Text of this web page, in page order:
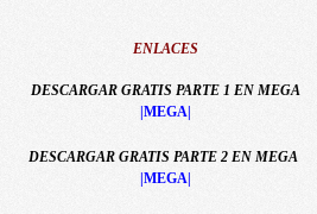
ENLACES
DESCARGAR GRATIS PARTE 1 EN MEGA
|MEGA|
DESCARGAR GRATIS PARTE 2 EN MEGA
|MEGA|